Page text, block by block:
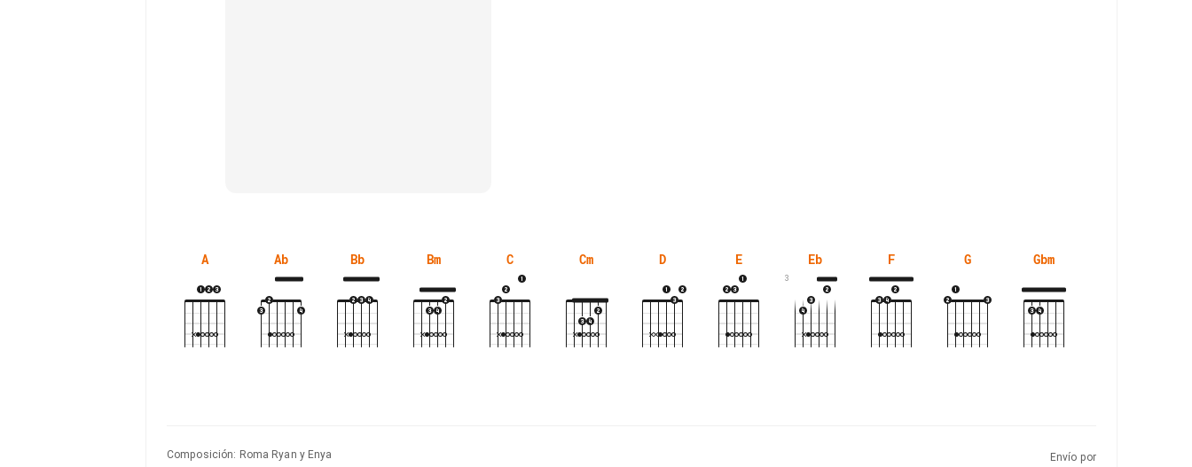
A Ab Bb Bm C Cm D E Eb
3
F G Gbm
Composición: Roma Ryan y Enya
Envío por